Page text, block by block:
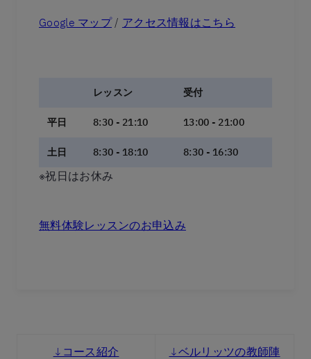
Google マップ/ アクセス情報はこちら
レッスン 受付
平日 8:30 - 21:10 13:00 - 21:00
土日 8:30 - 18:10 8:30 - 16:30
※祝日はお休み
無料体験レッスンのお申込み
↓コース紹介 ↓ベルリッツの教師陣